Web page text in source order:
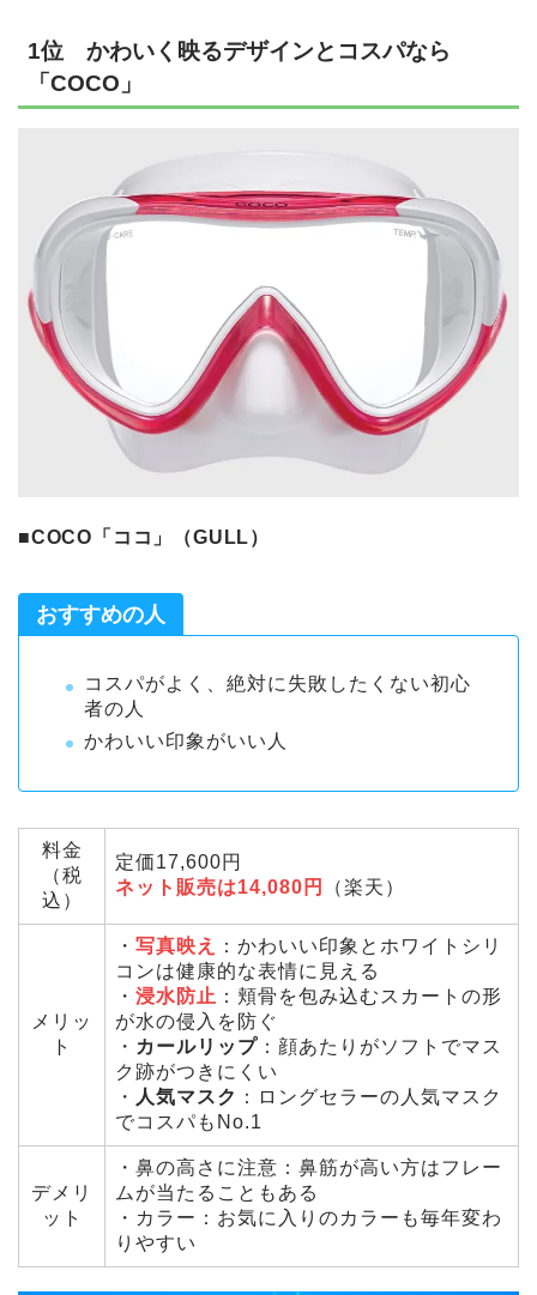
1位 かわいく映るデザインとコスパなら
「COCO」
■COCO「ココ」（GULL）
おすすめの人
コスパがよく、絶対に失敗したくない初心
者の人
かわいい印象がいい人
料金
（税
込）
定価17,600円
ネット販売は14,080円
（楽天）
メリッ
ト
・ 写真映え
：かわいい印象とホワイトシリ
コンは健康的な表情に見える
・ 浸水防止 ：頬骨を包み込むスカートの形
が水の侵入を防ぐ
・ カールリップ ：顔あたりがソフトでマス
ク跡がつきにくい
・ 人気マスク ：ロングセラーの人気マスク
でコスパもNo.1
デメリ
ット
・鼻の高さに注意：鼻筋が高い方はフレー
ムが当たることもある
・カラー：お気に入りのカラーも毎年変わ
りやすい